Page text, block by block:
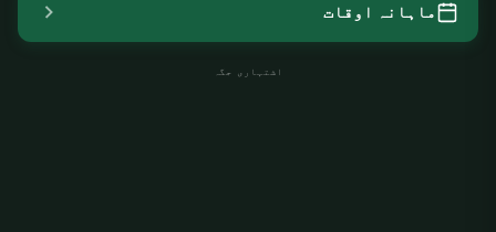
ماہانہ اوقات
اشتہاری جگہ